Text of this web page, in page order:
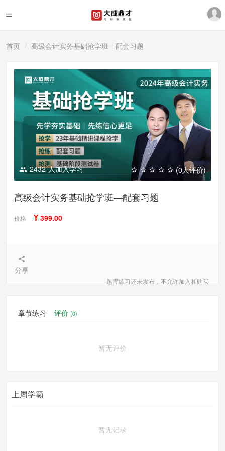
首页 高级会计实务基础抢学班—配套习题
2432 人加入学习 (0人评价)
高级会计实务基础抢学班—配套习题
价格 ¥ 399.00
分享
题库练习还未发布，不允许加入和购买
章节练习 评价 (0)
暂无评价
上周学霸
暂无记录